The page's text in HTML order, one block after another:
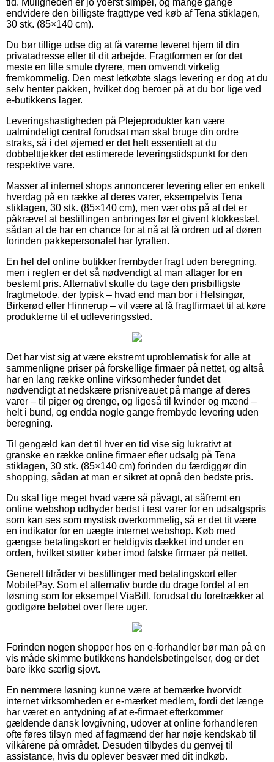
endvidere den billigste fragttype ved køb af Tena stiklagen,
30 stk. (85×140 cm).
Du bør tillige udse dig at få varerne leveret hjem til din
privatadresse eller til dit arbejde. Fragtformen er for det
meste en lille smule dyrere, men omvendt virkelig
fremkommelig. Den mest letkøbte slags levering er dog at du
selv henter pakken, hvilket dog beroer på at du bor lige ved
e-butikkens lager.
Leveringshastigheden på Plejeprodukter kan være
ualmindeligt central forudsat man skal bruge din ordre
straks, så i det øjemed er det helt essentielt at du
dobbelttjekker det estimerede leveringstidspunkt for den
respektive vare.
Masser af internet shops annoncerer levering efter en enkelt
hverdag på en række af deres varer, eksempelvis Tena
stiklagen, 30 stk. (85×140 cm), men vær obs på at det er
påkrævet at bestillingen anbringes før et givent klokkeslæt,
sådan at de har en chance for at nå at få ordren ud af døren
forinden pakkepersonalet har fyraften.
En hel del online butikker frembyder fragt uden beregning,
men i reglen er det så nødvendigt at man aftager for en
bestemt pris. Alternativt skulle du tage den prisbilligste
fragtmetode, der typisk – hvad end man bor i Helsingør,
Birkerød eller Hinnerup – vil være at få fragtfirmaet til at køre
produkterne til et udleveringssted.
Det har vist sig at være ekstremt uproblematisk for alle at
sammenligne priser på forskellige firmaer på nettet, og altså
har en lang række online virksomheder fundet det
nødvendigt at nedskære prisniveauet på mange af deres
varer – til piger og drenge, og ligeså til kvinder og mænd –
helt i bund, og endda nogle gange frembyde levering uden
beregning.
Til gengæld kan det til hver en tid vise sig lukrativt at
granske en række online firmaer efter udsalg på Tena
stiklagen, 30 stk. (85×140 cm) forinden du færdiggør din
shopping, sådan at man er sikret at opnå den bedste pris.
Du skal lige meget hvad være så påvagt, at såfremt en
online webshop udbyder bedst i test varer for en udsalgspris
som kan ses som mystisk overkommelig, så er det tit være
en indikator for en uægte internet webshop. Køb med
gængse betalingskort er heldigvis dækket ind under en
orden, hvilket støtter køber imod falske firmaer på nettet.
Generelt tilråder vi bestillinger med betalingskort eller
MobilePay. Som et alternativ burde du drage fordel af en
løsning som for eksempel ViaBill, forudsat du foretrækker at
godtgøre beløbet over flere uger.
Forinden nogen shopper hos en e-forhandler bør man på en
vis måde skimme butikkens handelsbetingelser, dog er det
bare ikke særlig sjovt.
En nemmere løsning kunne være at bemærke hvorvidt
internet virksomheden er e-mærket medlem, fordi det længe
har været en antydning af at e-firmaet efterkommer
gældende dansk lovgivning, udover at online forhandleren
ofte føres tilsyn med af fagmænd der har nøje kendskab til
vilkårene på området. Desuden tilbydes du genvej til
assistance, hvis du oplever besvær med dit indkøb.